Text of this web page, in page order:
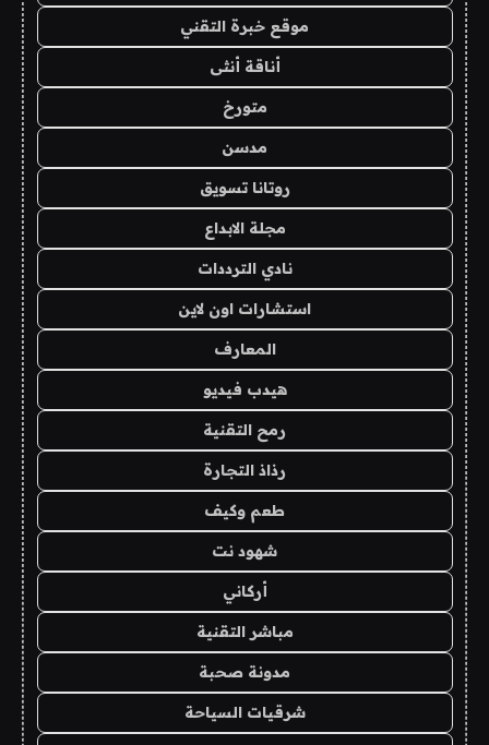
موقع خبرة التقني
أناقة أنثى
متورخ
مدسن
روتانا تسويق
مجلة الابداع
نادي الترددات
استشارات اون لاين
المعارف
هيدب فيديو
رمح التقنية
رذاذ التجارة
طعم وكيف
شهود نت
أركاني
مباشر التقنية
مدونة صحبة
شرقيات السياحة